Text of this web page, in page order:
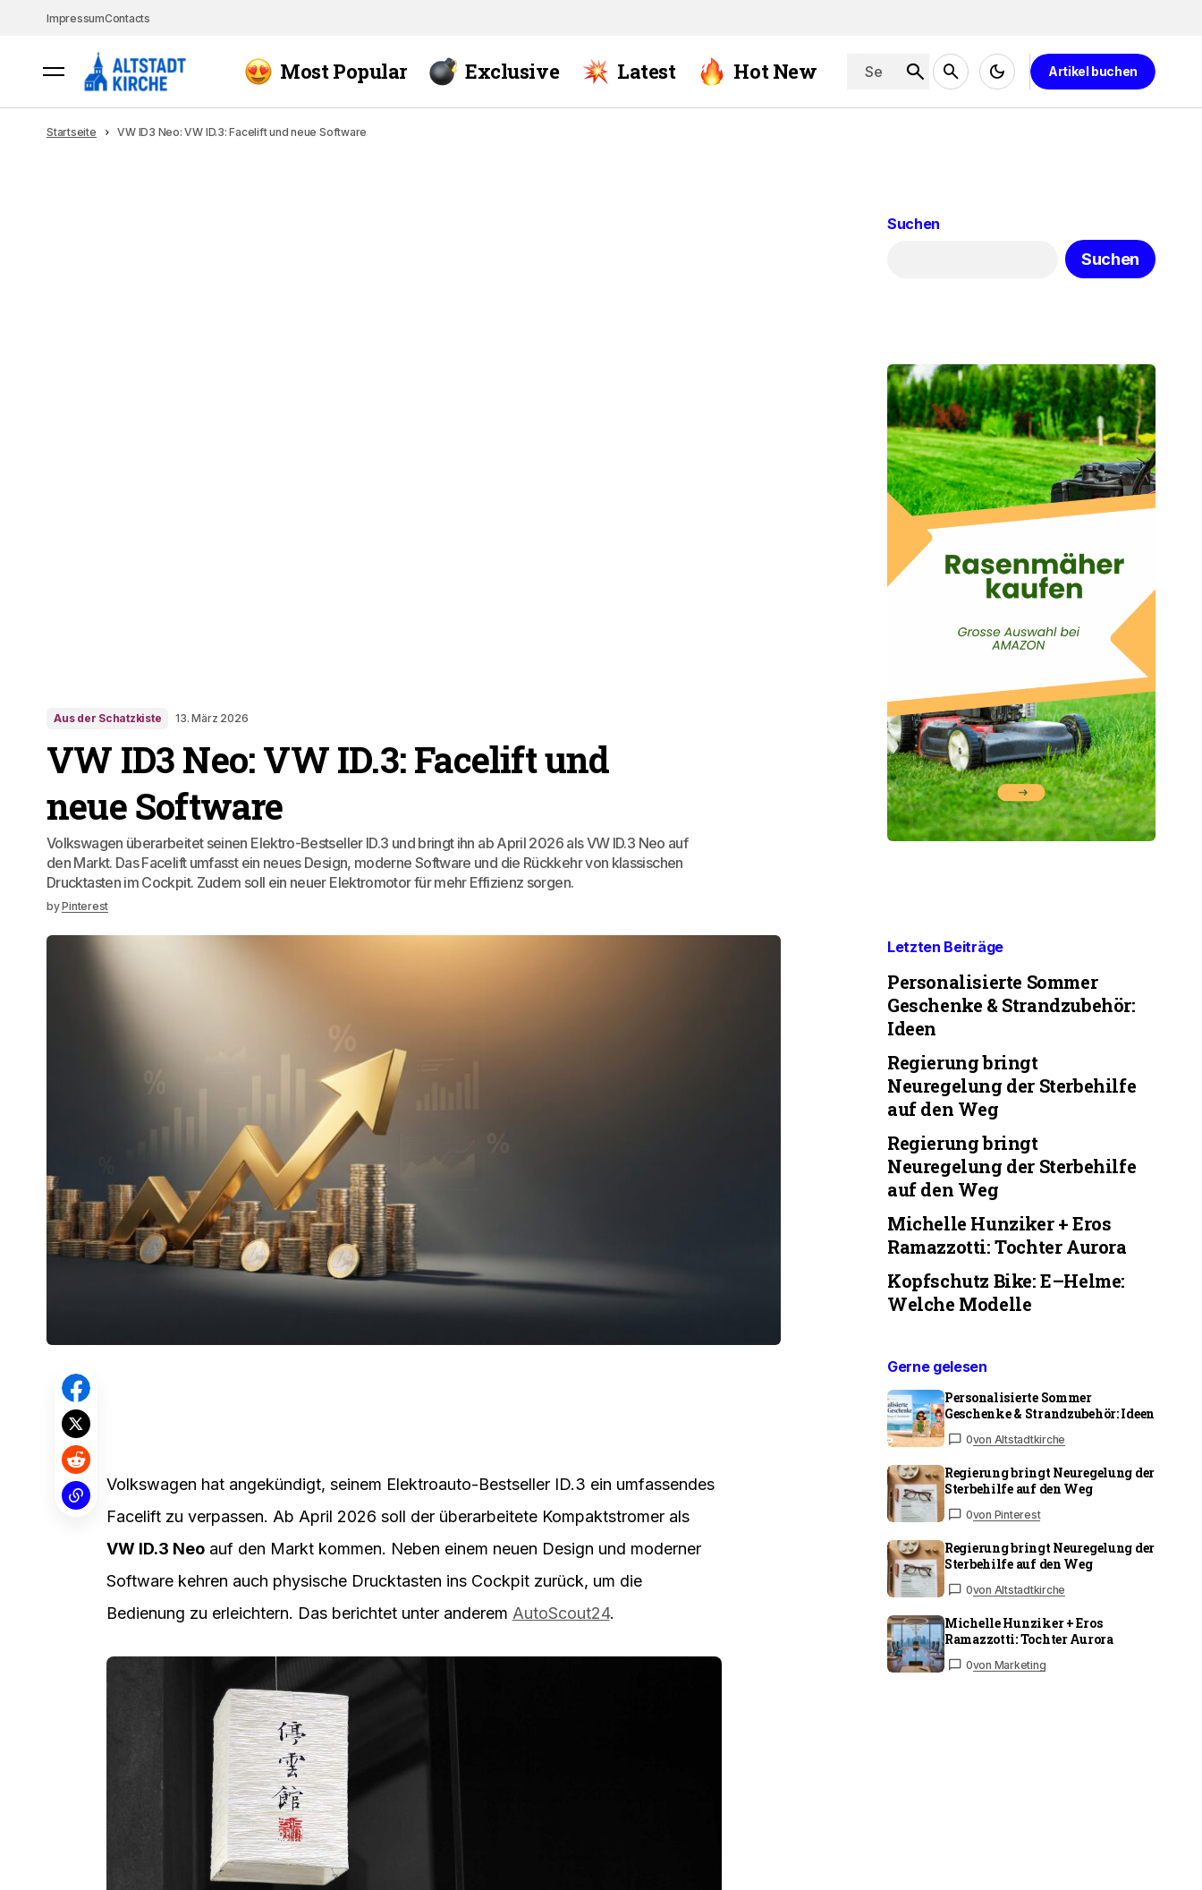
ImpressumContacts
Most Popular Exclusive Latest Hot New Artikel buchen
Startseite VW ID3 Neo: VW ID.3: Facelift und neue Software
Aus der Schatzkiste 13. März 2026
VW ID3 Neo: VW ID.3: Facelift und
neue Software
Volkswagen überarbeitet seinen Elektro-Bestseller ID.3 und bringt ihn ab April 2026 als VW ID.3 Neo auf
den Markt. Das Facelift umfasst ein neues Design, moderne Software und die Rückkehr von klassischen
Drucktasten im Cockpit. Zudem soll ein neuer Elektromotor für mehr Effizienz sorgen.
byPinterest
Volkswagen hat angekündigt, seinem Elektroauto-Bestseller ID.3 ein umfassendes
Facelift zu verpassen. Ab April 2026 soll der überarbeitete Kompaktstromer als
VW ID.3 Neoauf den Markt kommen. Neben einem neuen Design und moderner
Software kehren auch physische Drucktasten ins Cockpit zurück, um die
Bedienung zu erleichtern. Das berichtet unter anderem AutoScout24.
Suchen
Suchen
Letzten Beiträge
Personalisierte Sommer
Geschenke & Strandzubehör:
Ideen
Regierung bringt
Neuregelung der Sterbehilfe
auf den Weg
Regierung bringt
Neuregelung der Sterbehilfe
auf den Weg
Michelle Hunziker + Eros
Ramazzotti: Tochter Aurora
Kopfschutz Bike: E–Helme:
Welche Modelle
Gerne gelesen
Personalisierte Sommer
Geschenke & Strandzubehör: Ideen
0von Altstadtkirche
Regierung bringt Neuregelung der
Sterbehilfe auf den Weg
0von Pinterest
Regierung bringt Neuregelung der
Sterbehilfe auf den Weg
0von Altstadtkirche
Michelle Hunziker + Eros
Ramazzotti: Tochter Aurora
0von Marketing